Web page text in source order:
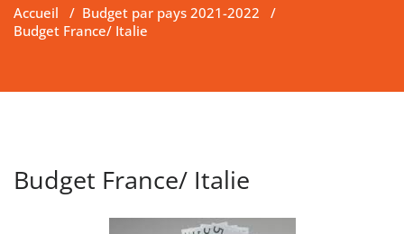
Accueil / Budget par pays 2021-2022 /
Budget France/ Italie
Budget France/ Italie